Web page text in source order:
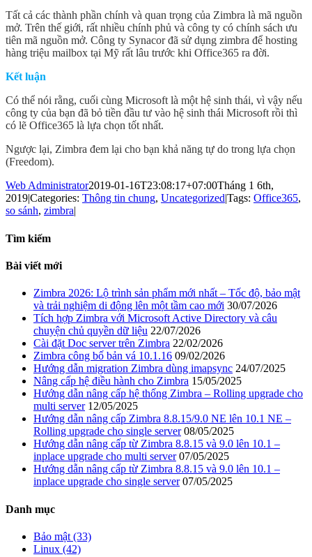
Tất cả các thành phần chính và quan trọng của Zimbra là mã nguồn
mở. Trên thế giới, rất nhiều chính phủ và công ty có chính sách ưu
tiên mã nguồn mở. Công ty Synacor đã sử dụng zimbra để hosting
hàng triệu mailbox tại Mỹ rất lâu trước khi Office365 ra đời.
Kết luận
Có thể nói rằng, cuối cùng Microsoft là một hệ sinh thái, vì vậy nếu
công ty của bạn đã bỏ tiền đầu tư vào hệ sinh thái Microsoft rồi thì
có lẽ Office365 là lựa chọn tốt nhất.
Ngược lại, Zimbra đem lại cho bạn khả năng tự do trong lựa chọn
(Freedom).
Web Administrator2019-01-16T23:08:17+07:00Tháng 1 6th,
2019|Categories: Thông tin chung, Uncategorized|Tags: Office365,
so sánh, zimbra|
Tìm kiếm
Bài viết mới
Zimbra 2026: Lộ trình sản phẩm mới nhất – Tốc độ, bảo mật
và trải nghiệm di động lên một tầm cao mới 30/07/2026
Tích hợp Zimbra với Microsoft Active Directory và câu
chuyện chủ quyền dữ liệu 22/07/2026
Cài đặt Doc server trên Zimbra 22/02/2026
Zimbra công bố bản vá 10.1.16 09/02/2026
Hướng dẫn migration Zimbra dùng imapsync 24/07/2025
Nâng cấp hệ điều hành cho Zimbra 15/05/2025
Hướng dẫn nâng cấp hệ thống Zimbra – Rolling upgrade cho
multi server 12/05/2025
Hướng dẫn nâng cấp Zimbra 8.8.15/9.0 NE lên 10.1 NE –
Rolling upgrade cho single server 08/05/2025
Hướng dẫn nâng cấp từ Zimbra 8.8.15 và 9.0 lên 10.1 –
inplace upgrade cho multi server 07/05/2025
Hướng dẫn nâng cấp từ Zimbra 8.8.15 và 9.0 lên 10.1 –
inplace upgrade cho single server 07/05/2025
Danh mục
Bảo mật (33)
Linux (42)